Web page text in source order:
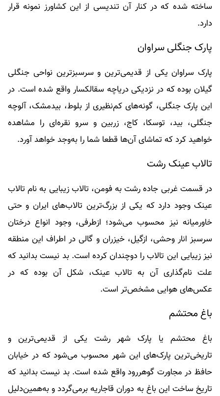
ساخته شده که در کنار آن تندیسی از این کشاورز نمونه قرار
دارد.
پارک جنگلی سراوان
پارک سراوان یکی از قدیمی‌ترین و سرسبزترین نواحی جنگلی
گیلان بوده که در نزدیکی دریاچه سقالکسار واقع شده است. در
این پارک جنگلی، گونه‌های کم‌نظیری از بلوط، بیدمشک، آلوچه
جنگلی، بید، توسکا، کاج، زربین و سرو نقره‌ای را مشاهده
خواهید کرد که تماشای آن‌ها قطعا شما را به‌وجد خواهد آورد.
تالاب عینک رشت
در قسمت غربی جاده رشت به فومن، تالاب زیبایی به نام تالاب
عینک وجود دارد که یکی از بزرگ‌ترین تالاب‌های ایران و حتی
خاورمیانه نیز محسوب می‌شود؛ ازطرفی، وجود انواع درختان
سرسبز انار وحشی، ازگیل، خیزران و گالی در اطراف این منطقه
نیز زیبایی این تالاب را دوچندان کرده‌ است. بد نیست بدانید که
علت نام‌گذاری آن به تالاب عینک، شکل آن بوده که در
عکس‌های هوایی مشخص‌تر است.
باغ محتشم
باغ محتشم یا پارک شهر رشت یکی از قدیمی‌ترین و
تاریخی‌ترین پارک‌های این شهر محسوب می‌شود که در خیابان
حافظ در مجاورت گوهر‌رود واقع شده است. بد نیست بدانید که
تاریخ ساخت این باغ به دوران قاجاریه برمی‌گردد و به‌همین‌دلیل